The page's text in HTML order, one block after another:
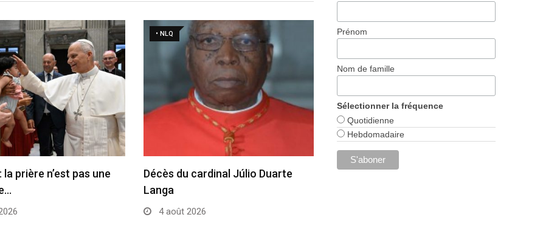
la prière n’est pas une
• NLQ
Décès du cardinal Júlio Duarte
Langa
4 août 2026
Prénom
Nom de famille
Sélectionner la fréquence
Quotidienne
Hebdomadaire